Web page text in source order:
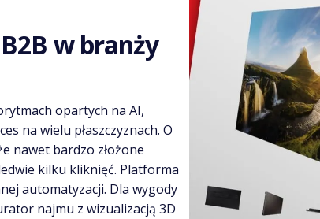
w branży
opartych na AI,
na wielu płaszczyznach. O
nawet bardzo złożone
kilku kliknięć. Platforma
automatyzacji. Dla wygody
najmu z wizualizacją 3D